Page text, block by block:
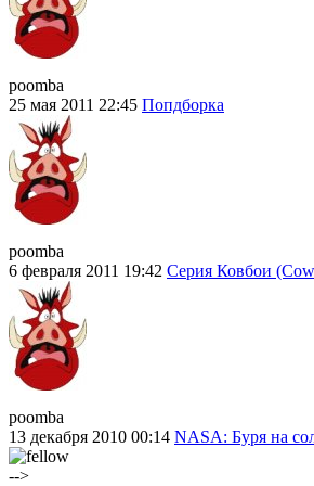
poomba
25 мая 2011 22:45 Попдборка
poomba
6 февраля 2011 19:42 Серия Ковбои
poomba
13 декабря 2010 00:14 NASA: Буря на
-->